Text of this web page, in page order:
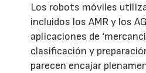
Los robots móviles
incluidos los AMR y los
aplicaciones de
clasificación y
parecen encajar